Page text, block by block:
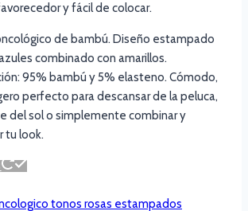
y fácil de colocar.
de bambú. Diseño estampado
combinado con amarillos.
95% bambú y 5% elasteno. Cómodo,
perfecto para descansar de la peluca,
del sol o simplemente combinar y
tu look.